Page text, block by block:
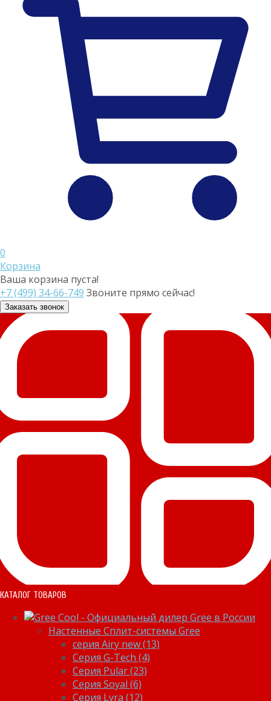
0
Корзина
Ваша корзина пуста!
+7 (499) 34-66-749 Звоните прямо сейчас!
Заказать звонок
КАТАЛОГ ТОВАРОВ
Настенные Сплит-системы Gree
серия Airy new (13)
Серия G-Tech (4)
Серия Pular (23)
Cерия Soyal (6)
Серия Lyra (12)